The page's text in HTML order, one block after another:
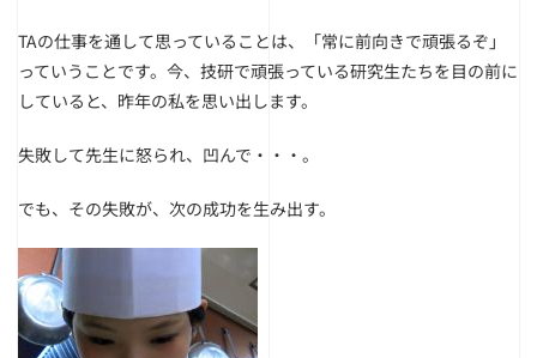
TAの仕事を通して思っていることは、「常に前向きで頑張るぞ」
っていうことです。今、技研で頑張っている研究生たちを目の前に
していると、昨年の私を思い出します。
失敗して先生に怒られ、凹んで・・・。
でも、その失敗が、次の成功を生み出す。